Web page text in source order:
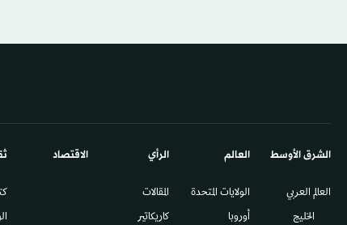
الشرق الأوسط​
العالم العربي
الخليج
العالم
الولايات المتحدة
أوروبا
الرأي
المقالات
كاريكاتير
الاقتصاد